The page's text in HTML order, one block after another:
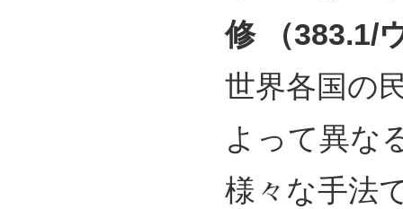
修 （383.1/
世界各国の
よって異な
様々な手法